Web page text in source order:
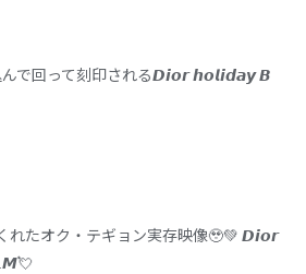
で回って刻印される𝘿𝙞𝙤𝙧 𝙝𝙤𝙡𝙞𝙙𝙖𝙮 𝘽
れたオク・テギョン実存映像🥹💚 𝘿𝙞𝙤𝙧